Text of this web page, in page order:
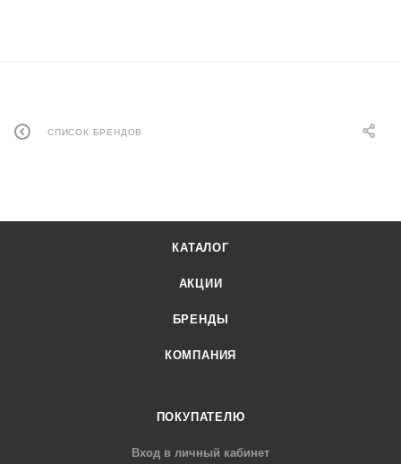
СПИСОК БРЕНДОВ
КАТАЛОГ
АКЦИИ
БРЕНДЫ
КОМПАНИЯ
ПОКУПАТЕЛЮ
Вход в личный кабинет